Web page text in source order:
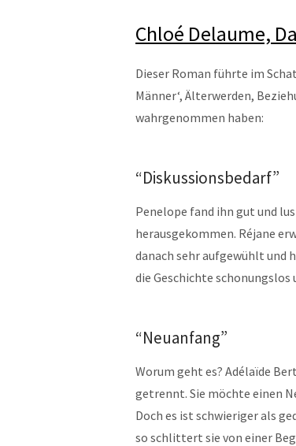
Chloé Delaume,
Dieser Roman führte im
Männer‘, Älterwerden,
wahrgenommen haben:
“Diskussionsbedarf”
Penelope fand ihn gut und
herausgekommen. Réjane
danach sehr aufgewühlt und
die Geschichte schonungslos
“Neuanfang”
Worum geht es? Adélaïde
getrennt. Sie möchte einen
Doch es ist schwieriger als
so schlittert sie von einer